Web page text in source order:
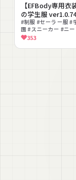
【EFBody専用衣
の学生服 ver1.0.74
#制服 #セーラー服 #
園 #スニーカー #ニー
クール #lilToon対応
353